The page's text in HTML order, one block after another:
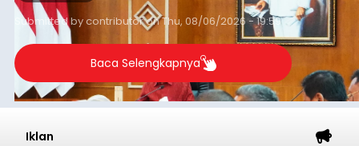
Submitted bycontributoronThu, 08/06/2026 - 19:59
Baca Selengkapnya
Iklan